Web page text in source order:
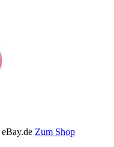
eBay.de Zum Shop